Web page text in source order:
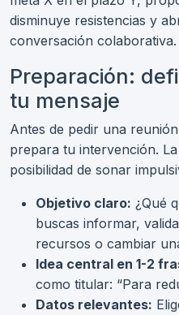
disminuye resistencias y
conversación colaborativa.
Preparación:
tu mensaje
Antes de pedir una
prepara tu intervención.
posibilidad de sonar
Objetivo claro: ¿Qué
buscas informar,
recursos o cambiar
Idea central en 1-2
como titular: “Para
Datos relevantes: